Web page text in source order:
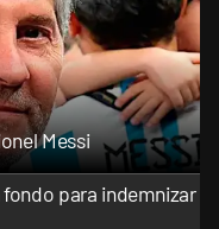
Messi
para indemnizar